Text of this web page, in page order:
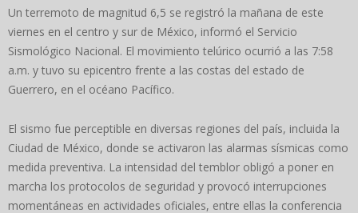
Un terremoto de magnitud 6,5 se registró la mañana de este
viernes en el centro y sur de México, informó el Servicio
Sismológico Nacional. El movimiento telúrico ocurrió a las 7:58
a.m. y tuvo su epicentro frente a las costas del estado de
Guerrero, en el océano Pacífico.
El sismo fue perceptible en diversas regiones del país, incluida la
Ciudad de México, donde se activaron las alarmas sísmicas como
medida preventiva. La intensidad del temblor obligó a poner en
marcha los protocolos de seguridad y provocó interrupciones
momentáneas en actividades oficiales, entre ellas la conferencia